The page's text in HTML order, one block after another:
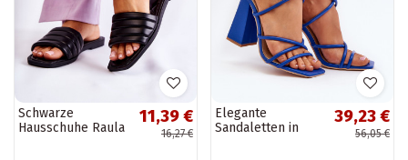
Schwarze
Hausschuhe Raula
11,39 €
16,27 €
Elegante
Sandaletten in
39,23 €
56,05 €